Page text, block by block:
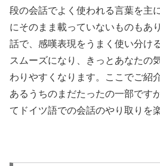
段の会話でよく使われる言葉を主
にそのまま載っていないものもあ
話で、感嘆表現をうまく使い分け
スムーズになり、きっとあなたの
わりやすくなります。ここでご紹
あるうちのまだたったの一部です
てドイツ語での会話のやり取りを